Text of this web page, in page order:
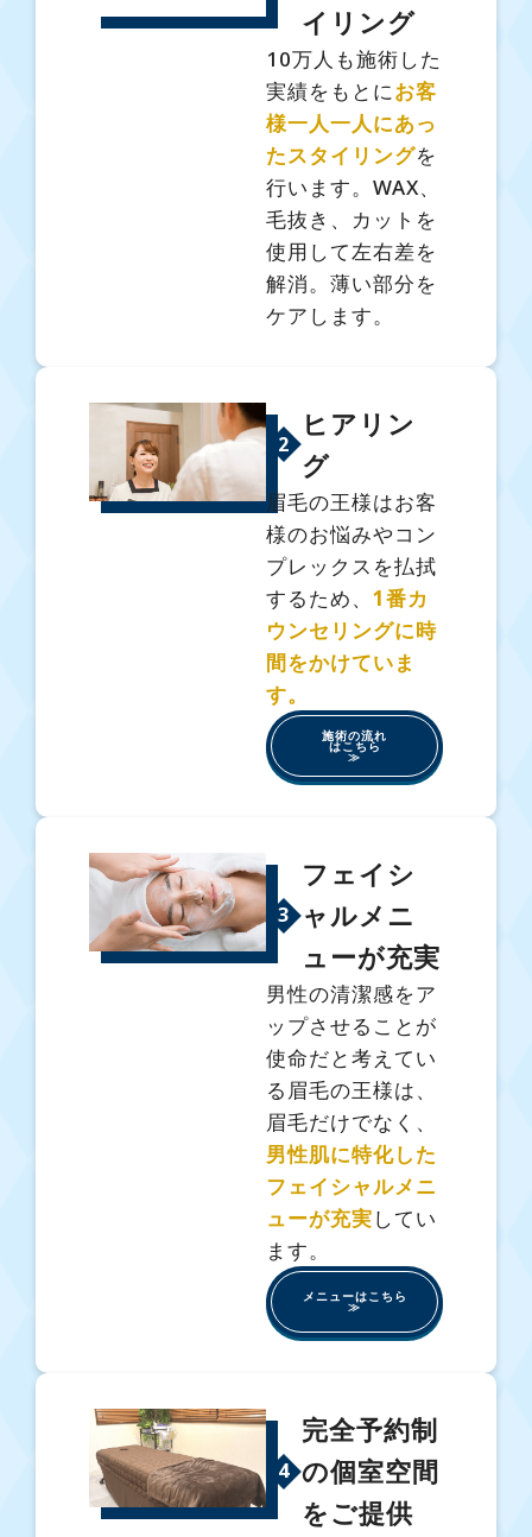
イリング
10万人も施術した
実績をもとにお客
様一人一人にあっ
たスタイリングを
行います。WAX、
毛抜き、カットを
使用して左右差を
解消。薄い部分を
ケアします。
2
ヒアリン
グ
眉毛の王様はお客
様のお悩みやコン
プレックスを払拭
するため、 1番カ
ウンセリングに時
間をかけていま
す。
施術の流れ
はこちら
≫
3
フェイシ
ャルメニ
ューが充実
男性の清潔感をア
ップさせることが
使命だと考えてい
る眉毛の王様は、
眉毛だけでなく、
男性肌に特化した
フェイシャルメニ
ューが充実してい
ます。
メニューはこちら
≫
4
完全予約制
の個室空間
をご提供